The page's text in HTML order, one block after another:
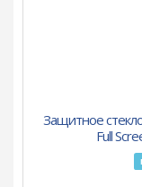
Защитное
Full